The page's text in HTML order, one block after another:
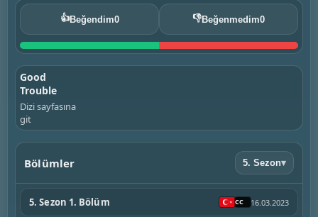
👍Beğendim0 👎Beğenmedim0
Good
Trouble
Dizi sayfasına
git
Bölümler 5. Sezon▾
5. Sezon 1. Bölüm 16.03.2023